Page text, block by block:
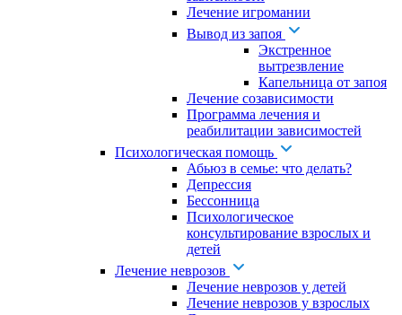
Лечение игромании
Вывод из запоя
Экстренное
вытрезвление
Капельница от запоя
Лечение созависимости
Программа лечения и
реабилитации зависимостей
Психологическая помощь
Абьюз в семье: что делать?
Депрессия
Бессонница
Психологическое
консультирование взрослых и
детей
Лечение неврозов
Лечение неврозов у детей
Лечение неврозов у взрослых